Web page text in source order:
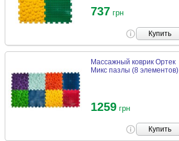
737 грн
Купить
Массажный коврик Ортек
Микс пазлы (8 элементов)
1259 грн
Купить